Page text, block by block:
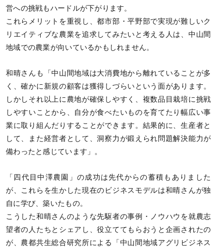
営への挑戦もハードルが下がります。
これらメリットを重視し、都市部・平野部で実現が難しいク
リエイティブな農業を追求してみたいと考える人は、中山間
地域での農業が向いているかもしれません。
和晴さんも「中山間地域は大消費地から離れていることが多
く、確かに新規の顧客は獲得しづらいという面があります。
しかしそれ以上に農地が確保しやすく、複数品目栽培に挑戦
しやすいことから、自分が食べたいものを育てたり幅広い事
業に取り組んだりすることができます。結果的に、生産者と
して、また経営者として、洞察力が鍛えられ問題解決能力が
備わったと感じています」。
「四代目中澤農園」の成功は先代からの蓄積もありました
が、これらを生かした現在のビジネスモデルは和晴さんが独
自に学び、築いたもの。
こうした和晴さんのような先駆者の事例・ノウハウを就農志
望者の人たちとシェアし、役立ててもらおうと企画されたの
が、農都共生総合研究所による「中山間地域アグリビジネス